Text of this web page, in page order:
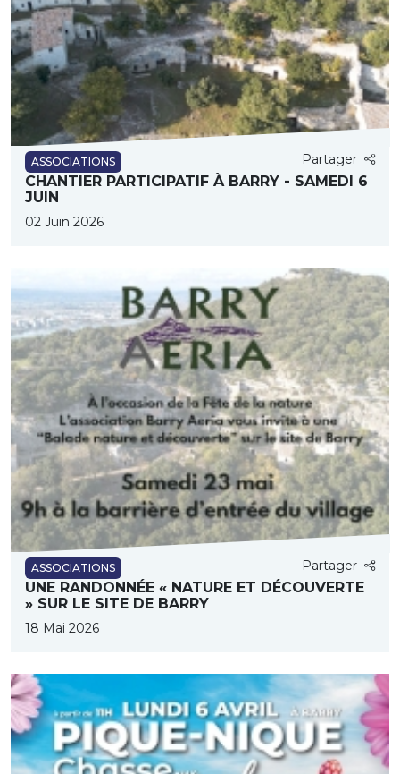
ASSOCIATIONS Partager
CHANTIER PARTICIPATIF À BARRY - SAMEDI 6
JUIN
02 Juin 2026
ASSOCIATIONS Partager
UNE RANDONNÉE « NATURE ET DÉCOUVERTE
» SUR LE SITE DE BARRY
18 Mai 2026